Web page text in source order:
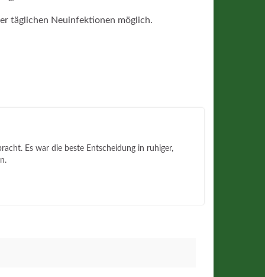
täglichen Neuinfektionen möglich.
Es war die beste Entscheidung in ruhiger,